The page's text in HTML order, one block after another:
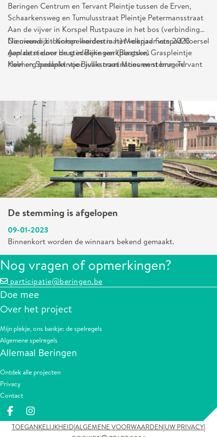
Beringen Centrum en Tervant Pleintje tussen de Erven,
Schaarkensweg en Tumulusstraat Pleintje Petermansstraat
Aan de vijver in Korspel Rustpauze in het bos (verbinding
Nieuwendijk - Korspelheidestraat) Melkpad fietspad Koersel
Aan de nieuwe brug in Beringen (Bergske) Graspleintje
Kolmen Speelpleintje Bivakstraat Monument brug Tervant
De nieuwe zitbanken worden in het voorjaar van 2023
geplaatst door de stedelijke werkplaatsen.
Heel erg bedankt voor jullie nominaties en stemmen!
De stemming is afgelopen
09-01-2023
Binnenkort worden de winnaars bekend gemaakt.
Nog vragen of opmerkingen?
participatie@beringen.be
Doe mee
Over het project
Mijn plekje, ons bankje: de spelregels
Algemene spelregels
Allemaal Beringen
Ontdek alle projecten
Privacy
Contact
Deel op facebook
Deel op Instagram
TOEGANKELIJKHEID|ALGEMENE VOORWAARDEN|UW PRIVACY|